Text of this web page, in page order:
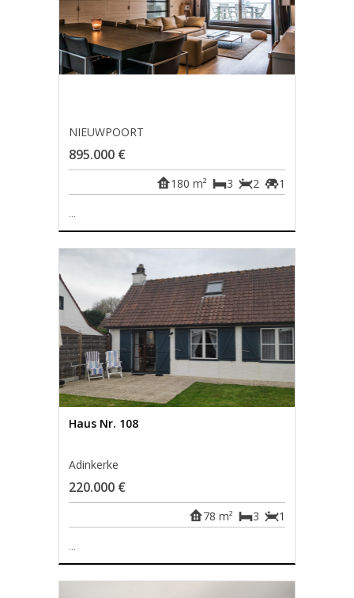
NIEUWPOORT
895.000 €
1
2
3
180 m²
...
Haus Nr. 108
Adinkerke
220.000 €
1
3
78 m²
...